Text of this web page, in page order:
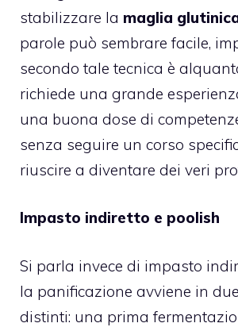
stabilizzare la maglia
parole può sembrare facile,
secondo tale tecnica è
richiede una grande
una buona dose di
senza seguire un corso
riuscire a diventare dei veri
Impasto indiretto e poolish
Si parla invece di impasto
la panificazione avviene in
distinti: una prima